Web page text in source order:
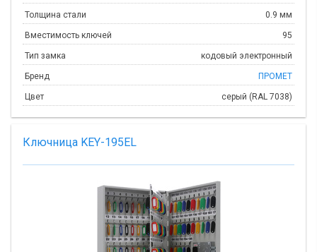
Толщина стали 0.9 мм
Вместимость ключей 95
Тип замка кодовый электронный
Бренд ПРОМЕТ
Цвет серый (RAL 7038)
Ключница KEY-195EL